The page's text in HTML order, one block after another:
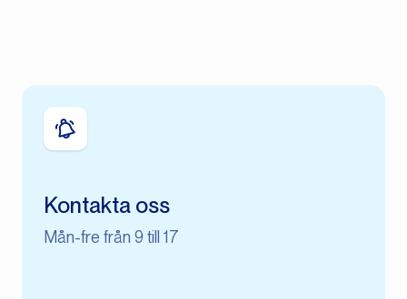
Kontakta oss
Mån-fre från 9 till 17